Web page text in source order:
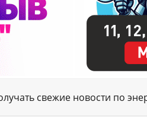
свежие новости по